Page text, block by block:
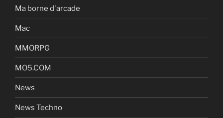
Ma borne d'arcade
Mac
MMORPG
MO5.COM
News
News Techno